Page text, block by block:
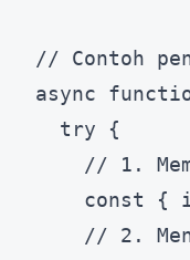
// Contoh
async
  try {
// 1.
const {
// 2.